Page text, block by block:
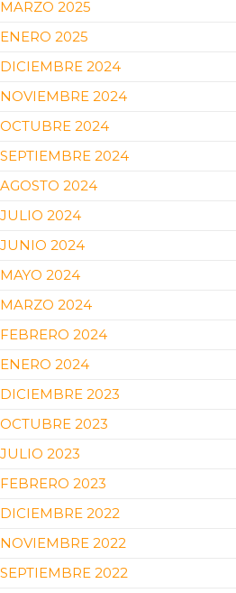
MARZO 2025
ENERO 2025
DICIEMBRE 2024
NOVIEMBRE 2024
OCTUBRE 2024
SEPTIEMBRE 2024
AGOSTO 2024
JULIO 2024
JUNIO 2024
MAYO 2024
MARZO 2024
FEBRERO 2024
ENERO 2024
DICIEMBRE 2023
OCTUBRE 2023
JULIO 2023
FEBRERO 2023
DICIEMBRE 2022
NOVIEMBRE 2022
SEPTIEMBRE 2022